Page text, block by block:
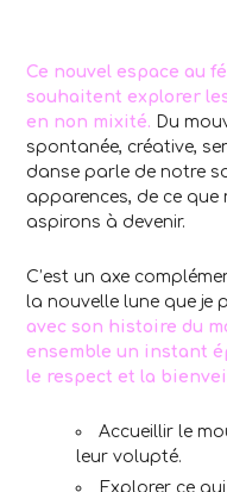
Ce nouvel espace au
souhaitent explorer
en non mixité. Du
spontanée, créative,
danse parle de notre
apparences, de ce que
aspirons à devenir.
C’est un axe
la nouvelle lune que je
avec son histoire du
ensemble un instant
le respect et la
Accueillir le
leur volupté.
Explorer ce